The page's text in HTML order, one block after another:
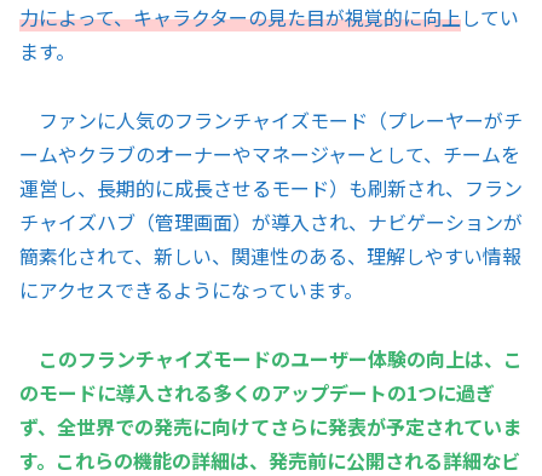
力によって、キャラクターの見た目が視覚的に向上してい
ます。
ファンに人気のフランチャイズモード（プレーヤーがチ
ームやクラブのオーナーやマネージャーとして、チームを
運営し、長期的に成長させるモード）も刷新され、フラン
チャイズハブ（管理画面）が導入され、ナビゲーションが
簡素化されて、新しい、関連性のある、理解しやすい情報
にアクセスできるようになっています。
このフランチャイズモードのユーザー体験の向上は、こ
のモードに導入される多くのアップデートの1つに過ぎ
ず、全世界での発売に向けてさらに発表が予定されていま
す。これらの機能の詳細は、発売前に公開される詳細なビ